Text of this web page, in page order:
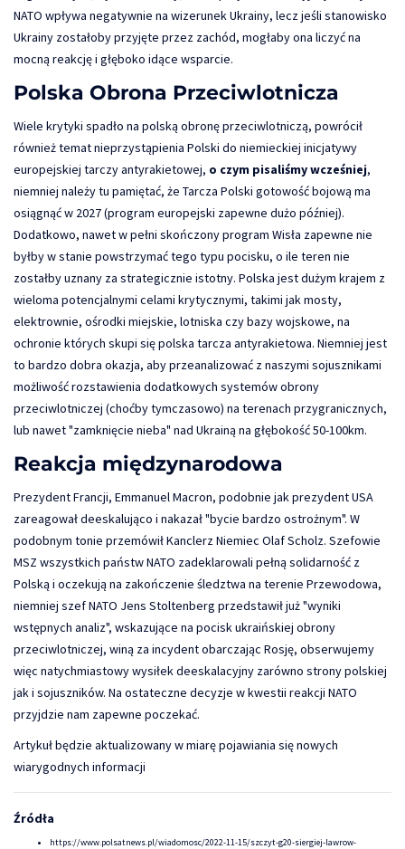
NATO wpływa negatywnie na wizerunek Ukrainy, lecz jeśli stanowisko
Ukrainy zostałoby przyjęte przez zachód, mogłaby ona liczyć na
mocną reakcję i głęboko idące wsparcie.
Polska Obrona Przeciwlotnicza
Wiele krytyki spadło na polską obronę przeciwlotniczą, powrócił
również temat nieprzystąpienia Polski do niemieckiej inicjatywy
europejskiej tarczy antyrakietowej, o czym pisaliśmy wcześniej,
niemniej należy tu pamiętać, że Tarcza Polski gotowość bojową ma
osiągnąć w 2027 (program europejski zapewne dużo później).
Dodatkowo, nawet w pełni skończony program Wisła zapewne nie
byłby w stanie powstrzymać tego typu pocisku, o ile teren nie
zostałby uznany za strategicznie istotny. Polska jest dużym krajem z
wieloma potencjalnymi celami krytycznymi, takimi jak mosty,
elektrownie, ośrodki miejskie, lotniska czy bazy wojskowe, na
ochronie których skupi się polska tarcza antyrakietowa. Niemniej jest
to bardzo dobra okazja, aby przeanalizować z naszymi sojusznikami
możliwość rozstawienia dodatkowych systemów obrony
przeciwlotniczej (choćby tymczasowo) na terenach przygranicznych,
lub nawet "zamknięcie nieba" nad Ukrainą na głębokość 50-100km.
Reakcja międzynarodowa
Prezydent Francji, Emmanuel Macron, podobnie jak prezydent USA
zareagował deeskalująco i nakazał "bycie bardzo ostrożnym". W
podobnym tonie przemówił Kanclerz Niemiec Olaf Scholz. Szefowie
MSZ wszystkich państw NATO zadeklarowali pełną solidarność z
Polską i oczekują na zakończenie śledztwa na terenie Przewodowa,
niemniej szef NATO Jens Stoltenberg przedstawił już "wyniki
wstępnych analiz", wskazujące na pocisk ukraińskiej obrony
przeciwlotniczej, winą za incydent obarczając Rosję, obserwujemy
więc natychmiastowy wysiłek deeskalacyjny zarówno strony polskiej
jak i sojuszników. Na ostateczne decyzje w kwestii reakcji NATO
przyjdzie nam zapewne poczekać.
Artykuł będzie aktualizowany w miarę pojawiania się nowych
wiarygodnych informacji
Źródła
https://www.polsatnews.pl/wiadomosc/2022-11-15/szczyt-g20-siergiej-lawrow-